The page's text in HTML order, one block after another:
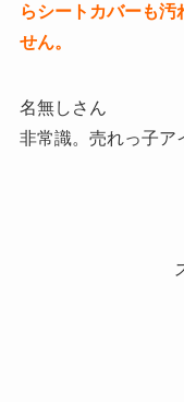
らシートカバーも汚
せん。
名無しさん
非常識。売れっ子ア